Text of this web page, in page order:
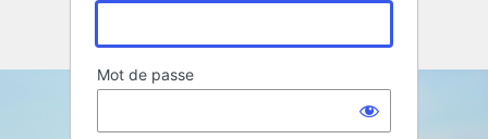
Mot de passe